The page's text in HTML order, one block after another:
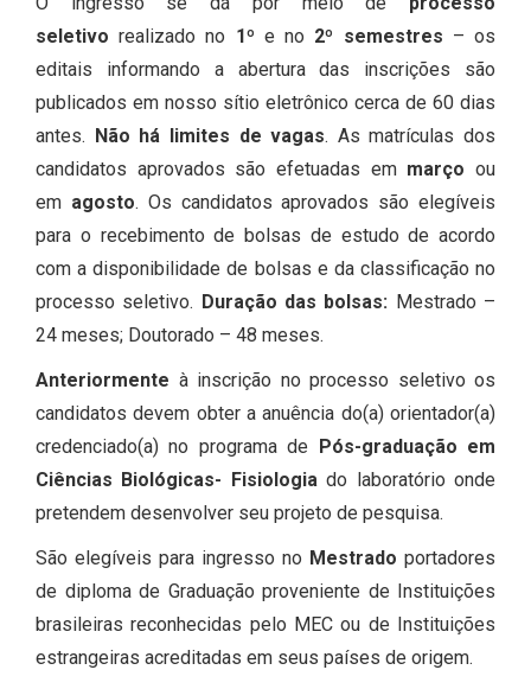
seletivo realizado no 1º e no 2º semestres – os
editais informando a abertura das inscrições são
publicados em nosso sítio eletrônico cerca de 60 dias
antes. Não há limites de vagas. As matrículas dos
candidatos aprovados são efetuadas em março ou
em agosto. Os candidatos aprovados são elegíveis
para o recebimento de bolsas de estudo de acordo
com a disponibilidade de bolsas e da classificação no
processo seletivo. Duração das bolsas: Mestrado –
24 meses; Doutorado – 48 meses.
Anteriormente à inscrição no processo seletivo os
candidatos devem obter a anuência do(a) orientador(a)
credenciado(a) no programa de Pós-graduação em
Ciências Biológicas- Fisiologiado laboratório onde
pretendem desenvolver seu projeto de pesquisa.
São elegíveis para ingresso no Mestrado portadores
de diploma de Graduação proveniente de Instituições
brasileiras reconhecidas pelo MEC ou de Instituições
estrangeiras acreditadas em seus países de origem.